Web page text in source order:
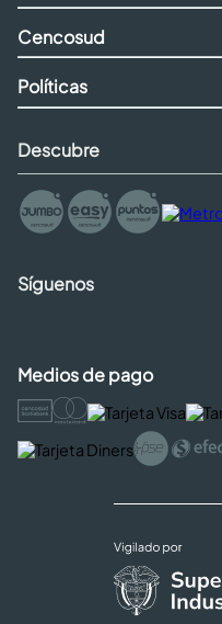
Cencosud
Políticas
Descubre
Síguenos
Medios de pago